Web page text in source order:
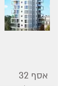
אסף 32